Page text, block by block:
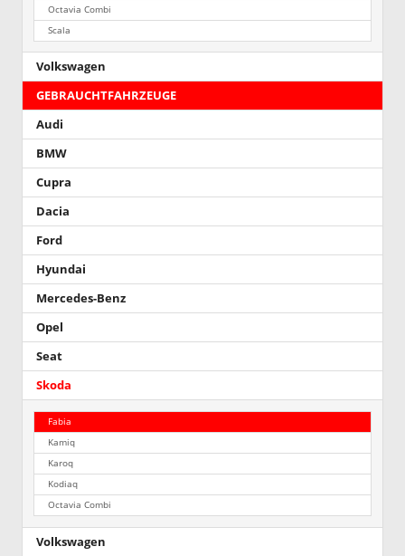
Octavia Combi
Scala
Volkswagen
GEBRAUCHTFAHRZEUGE
Audi
BMW
Cupra
Dacia
Ford
Hyundai
Mercedes-Benz
Opel
Seat
Skoda
Fabia
Kamiq
Karoq
Kodiaq
Octavia Combi
Volkswagen